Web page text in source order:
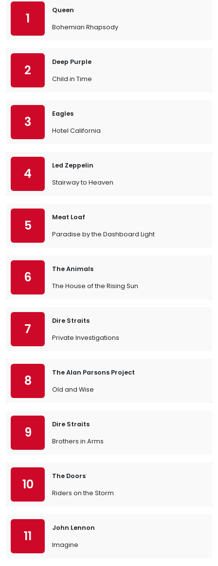
1
Queen
Bohemian Rhapsody
2
Deep Purple
Child in Time
3
Eagles
Hotel California
4
Led Zeppelin
Stairway to Heaven
5
Meat Loaf
Paradise by the Dashboard Light
6
The Animals
The House of the Rising Sun
7
Dire Straits
Private Investigations
8
The Alan Parsons Project
Old and Wise
9
Dire Straits
Brothers in Arms
10
The Doors
Riders on the Storm
11
John Lennon
Imagine